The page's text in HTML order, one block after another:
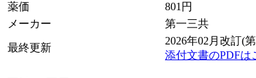
薬価
801 円
メーカー
第一三共
最終更新
2026年02月改訂(
添付文書のPDFは